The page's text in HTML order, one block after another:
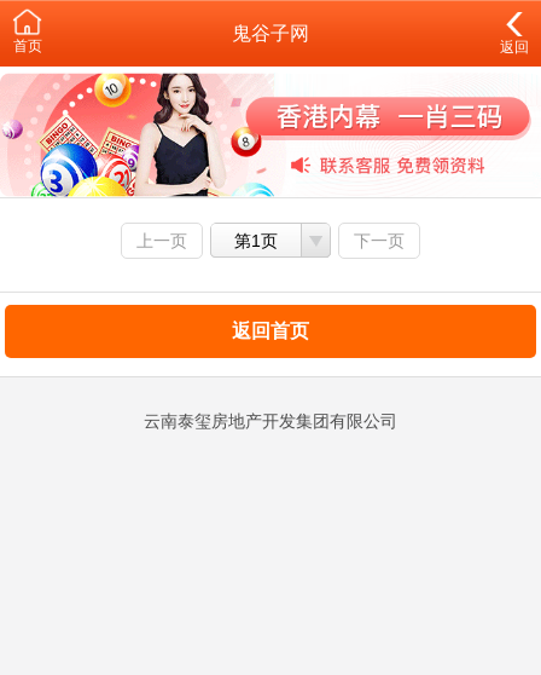
首页
鬼谷子网
返回
上一页 第1页 下一页
返回首页
云南泰玺房地产开发集团有限公司